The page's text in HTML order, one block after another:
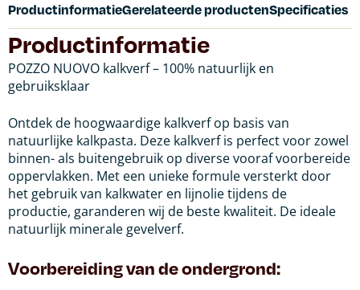
ProductinformatieGerelateerde productenSpecificaties
Productinformatie
POZZO NUOVO kalkverf – 100% natuurlijk en
gebruiksklaar
Ontdek de hoogwaardige kalkverf op basis van
natuurlijke kalkpasta. Deze kalkverf is perfect voor zowel
binnen- als buitengebruik op diverse vooraf voorbereide
oppervlakken. Met een unieke formule versterkt door
het gebruik van kalkwater en lijnolie tijdens de
productie, garanderen wij de beste kwaliteit. De ideale
natuurlijk minerale gevelverf.
Voorbereiding van de ondergrond: